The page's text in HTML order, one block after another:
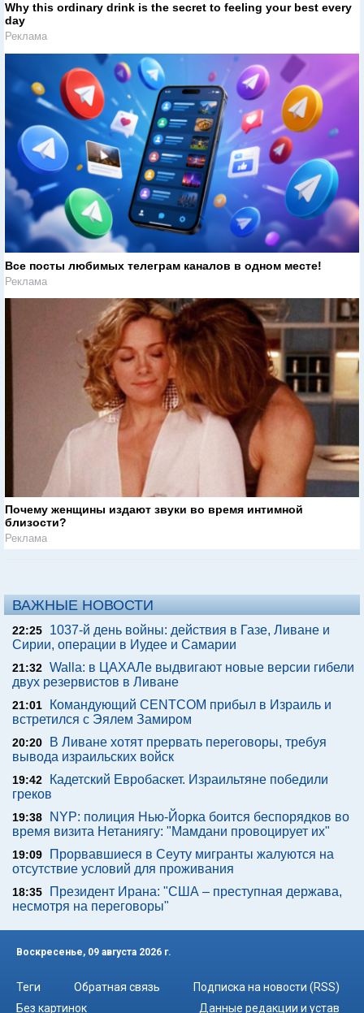
Why this ordinary drink is the secret to feeling your best every
day
Реклама
Все посты любимых телеграм каналов в одном месте!
Реклама
Почему женщины издают звуки во время интимной
близости?
Реклама
ВАЖНЫЕ НОВОСТИ
22:25
1037-й день войны: действия в Газе, Ливане и
Сирии, операции в Иудее и Самарии
21:32 Walla: в ЦАХАЛе выдвигают новые версии гибели
двух резервистов в Ливане
21:01
Командующий CENTCOM прибыл в Израиль и
встретился с Эялем Замиром
20:20
В Ливане хотят прервать переговоры, требуя
вывода израильских войск
19:42
Кадетский Евробаскет. Израильтяне победили
греков
19:38
NYP: полиция Нью-Йорка боится беспорядков во
время визита Нетаниягу: "Мамдани провоцирует их"
19:09
Прорвавшиеся в Сеуту мигранты жалуются на
отсутствие условий для проживания
18:35
Президент Ирана: "США – преступная держава,
несмотря на переговоры"
Воскресенье, 09 августа 2026 г.
Теги Обратная связь
Подписка на новости (RSS)
Без картинок
Данные редакции и устав